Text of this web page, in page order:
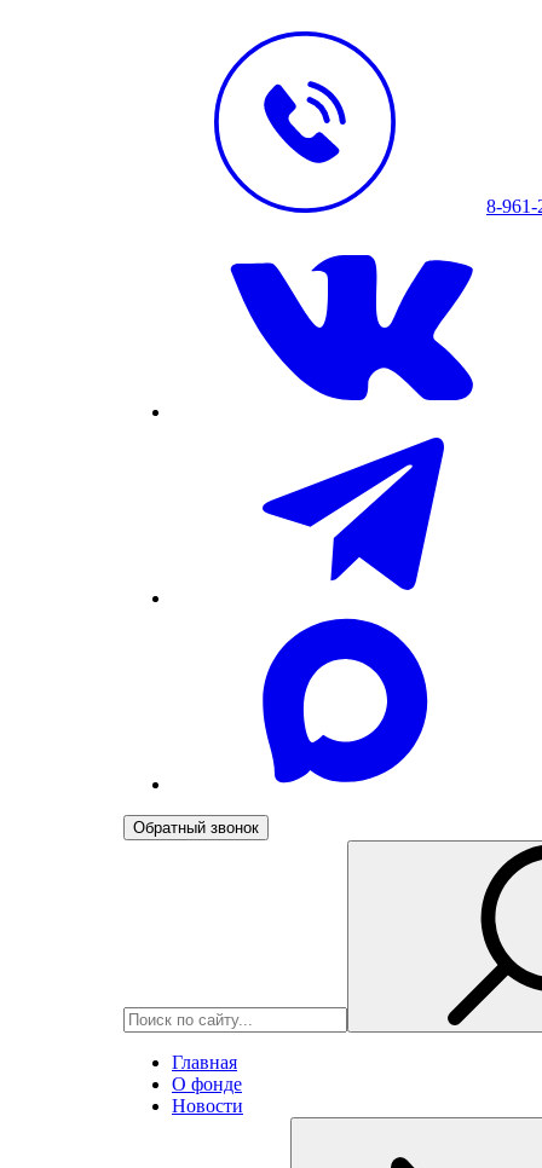
8-961-
Обратный звонок
Главная
О фонде
Новости